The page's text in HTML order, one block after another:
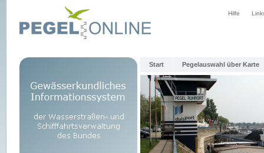
Hilfe
Start Pegelauswahl über Karte